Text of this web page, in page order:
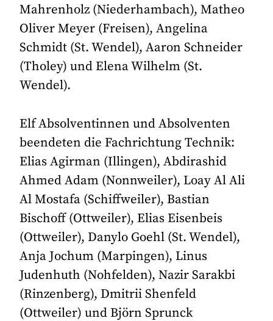
Mahrenholz (Niederhambach), Matheo
Oliver Meyer (Freisen), Angelina
Schmidt (St. Wendel), Aaron Schneider
(Tholey) und Elena Wilhelm (St.
Wendel).
Elf Absolventinnen und Absolventen
beendeten die Fachrichtung Technik:
Elias Agirman (Illingen), Abdirashid
Ahmed Adam (Nonnweiler), Loay Al Ali
Al Mostafa (Schiffweiler), Bastian
Bischoff (Ottweiler), Elias Eisenbeis
(Ottweiler), Danylo Goehl (St. Wendel),
Anja Jochum (Marpingen), Linus
Judenhuth (Nohfelden), Nazir Sarakbi
(Rinzenberg), Dmitrii Shenfeld
(Ottweiler) und Björn Sprunck